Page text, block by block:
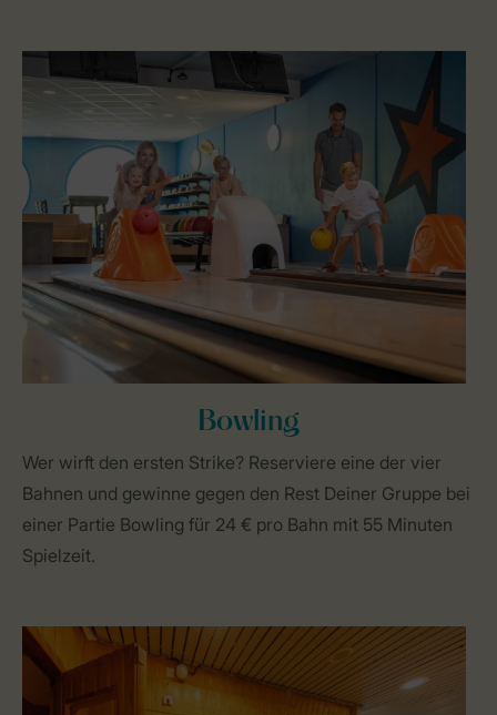
Bowling
Wer wirft den ersten Strike? Reserviere eine der vier
Bahnen und gewinne gegen den Rest Deiner Gruppe bei
einer Partie Bowling für 24 € pro Bahn mit 55 Minuten
Spielzeit.